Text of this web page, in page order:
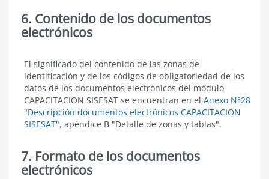
6. Contenido de los documentos
electrónicos
Contenido
de
los
documentos
electrónicos
El significado del contenido de las zonas de
identificación y de los códigos de obligatoriedad de los
datos de los documentos electrónicos del módulo
CAPACITACION SISESAT se encuentran en el Anexo N°28
"Descripción documentos electrónicos CAPACITACION
SISESAT", apéndice B "Detalle de zonas y tablas".
7. Formato de los documentos
electrónicos